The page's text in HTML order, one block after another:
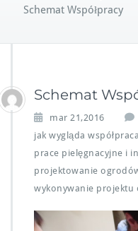
Schemat Współpracy
Schemat
mar 21,2016
jak wygląda
prace pielęgnacyjne i
projektowanie
wykonywanie projektu